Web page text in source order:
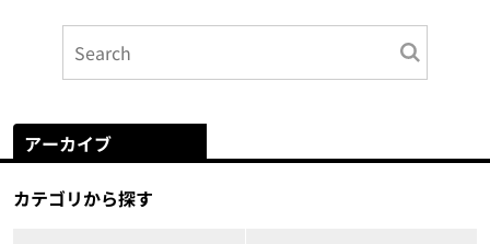
アーカイブ
カテゴリから探す